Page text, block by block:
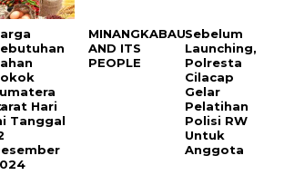
Hari
Tanggal
Cilacap
Gelar
Pelatihan
Polisi RW
Untuk
Anggota